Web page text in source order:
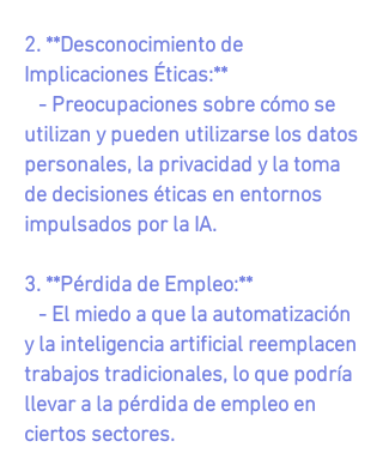
2. **Desconocimiento de
Implicaciones Éticas:**
- Preocupaciones sobre cómo se
utilizan y pueden utilizarse los datos
personales, la privacidad y la toma
de decisiones éticas en entornos
impulsados por la IA.
3. **Pérdida de Empleo:**
- El miedo a que la automatización
y la inteligencia artificial reemplacen
trabajos tradicionales, lo que podría
llevar a la pérdida de empleo en
ciertos sectores.